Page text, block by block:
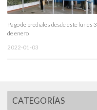
Pago de prediales desde este lunes 3
de enero
2022-01-03
CATEGORÍAS